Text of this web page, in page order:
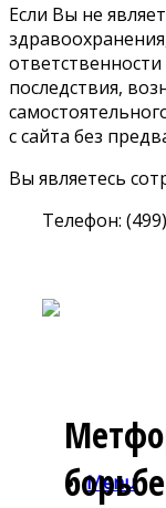
Если Вы не
последствия,
с сайта без
Вы являетесь
Телефон:
Menu